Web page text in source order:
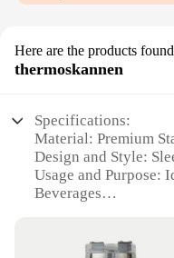
Here are the products
thermoskannen
Specifications:
Material: Premium
Design and Style:
Usage and Purpose:
Beverages
for Extended
Shape and Size: